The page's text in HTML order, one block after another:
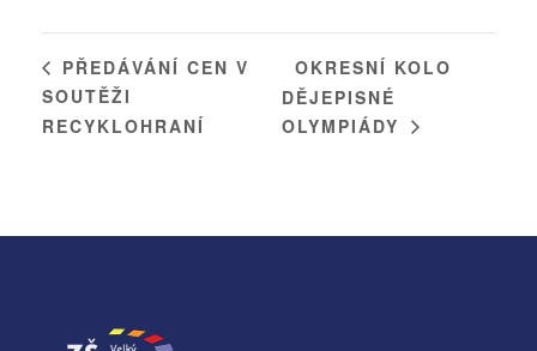
PŘEDÁVÁNÍ CEN V
SOUTĚŽI
RECYKLOHRANÍ
OKRESNÍ KOLO
DĚJEPISNÉ
OLYMPIÁDY